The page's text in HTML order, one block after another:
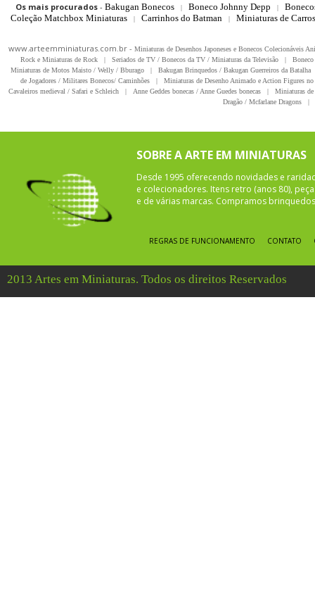
Os mais procurados- Bakugan Bonecos | Boneco Johnny Depp |
Coleção Matchbox Miniaturas
| Carrinhos do Batman | Miniaturas de
www.arteemminiaturas.com.br - Miniaturas de Desenhos Japoneses e Bonecos Colecionáveis
Rock e Miniaturas de Rock
| Seriados de TV / Bonecos da TV / Miniaturas da Televisão |
Miniaturas de Motos Maisto / Welly / Bburago
| Bakugan Brinquedos / Bakugan Guerreiros da Batalha
de Jogadores / Militares Bonecos/ Caminhões
|
Miniaturas de Desenho Animado e Action Figures
Cavaleiros medieval / Safari e Schleich
| Anne Geddes bonecas / Anne Guedes bonecas |
Miniaturas
Dragão / Mcfarlane Dragons
|
SOBRE A ARTE EM MINIATURAS
Desde 1995 oferecendo novidades e
e colecionadores. Itens retro (anos 80),
e de várias marcas. Compramos
REGRAS DE FUNCIONAMENTO CONTATO
2013 Artes em Miniaturas. Todos os direitos Reservados